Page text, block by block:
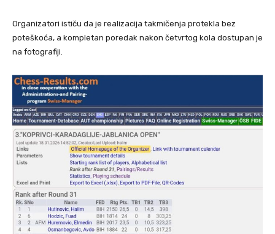
Organizatori ističu da je realizacija takmičenja protekla bez
poteškoća, a kompletan poredak nakon četvrtog kola dostupan je
na fotografiji.